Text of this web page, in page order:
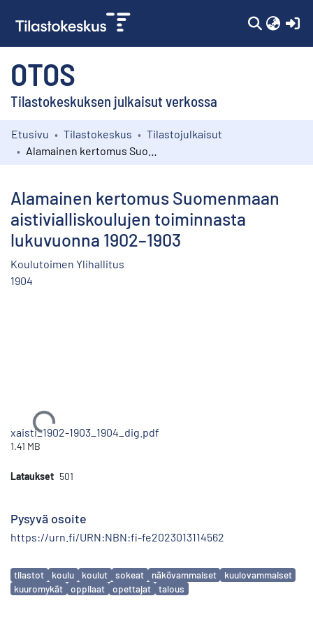
OTOS
Tilastokeskuksen julkaisut verkossa
Kokoelmat
Etusivu Tilastokeskus
Tilastojulkaisut
Alamainen kertomus Suomenmaan
aistivialliskoulujen toiminnasta
lukuvuonna 1902–1903
Koulutoimen Ylihallitus
1904
Ladataan...
xaisti_1902-1903_1904_dig.pdf
1.41 MB
Lataukset 501
Pysyvä osoite
https://urn.fi/URN:NBN:fi-fe2023013114562
Avainsanat
tilastot koulu koulut sokeat näkövammaiset
kuulovammaiset
kuuromykät
oppilaat opettajat talous